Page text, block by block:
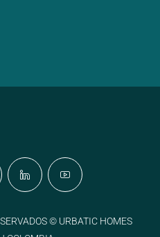
© URBATIC HOMES